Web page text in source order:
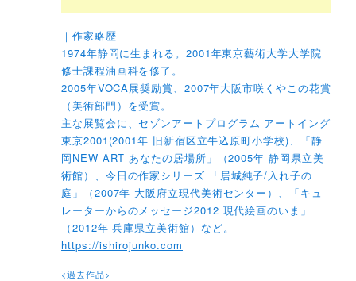
｜作家略歴｜
1974年静岡に生まれる。2001年東京藝術大学大学院
修士課程油画科を修了。
2005年VOCA展奨励賞、2007年大阪市咲くやこの花賞
（美術部門）を受賞。
主な展覧会に、セゾンアートプログラム アートイング
東京2001(2001年 旧新宿区立牛込原町小学校)、「静
岡NEW ART あなたの居場所」（2005年 静岡県立美
術館）、今日の作家シリーズ 「居城純子/入れ子の
庭」（2007年 大阪府立現代美術センター）、「キュ
レーターからのメッセージ2012 現代絵画のいま」
（2012年 兵庫県立美術館）など。
https://ishirojunko.com
<過去作品>